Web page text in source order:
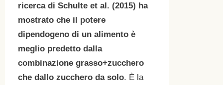
ricerca di Schulte et al. (2015) ha
mostrato che il potere
dipendogeno di un alimento è
meglio predetto dalla
combinazione grasso+zucchero
che dallo zucchero da solo. È la